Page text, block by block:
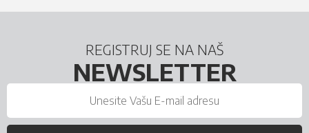
REGISTRUJ SE NA NAŠ
NEWSLETTER